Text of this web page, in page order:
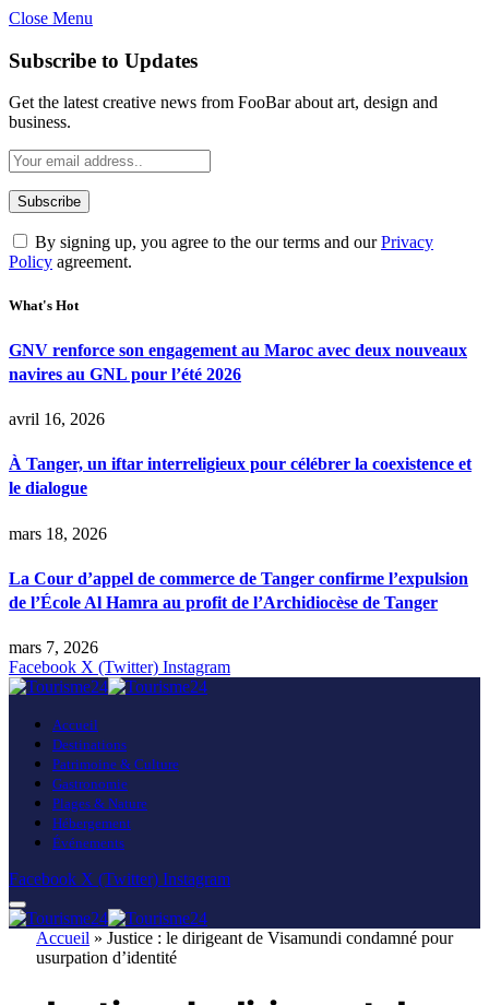
Close Menu
Subscribe to Updates
Get the latest creative news from FooBar about art, design and
business.
By signing up, you agree to the our terms and ourPrivacy
Policy agreement.
What's Hot
GNV renforce son engagement au Maroc avec deux nouveaux
navires au GNL pour l’été 2026
avril 16, 2026
À Tanger, un iftar interreligieux pour célébrer la coexistence et
le dialogue
mars 18, 2026
La Cour d’appel de commerce de Tanger confirme l’expulsion
de l’École Al Hamra au profit de l’Archidiocèse de Tanger
mars 7, 2026
Facebook X (Twitter) Instagram
Accueil
Destinations
Patrimoine & Culture
Gastronomie
Plages & Nature
Hébergement
Événements
Facebook X (Twitter) Instagram
Accueil » Justice : le dirigeant de Visamundi condamné pour
usurpation d’identité